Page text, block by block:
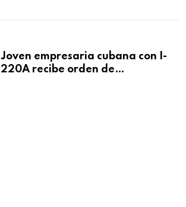
Joven empresaria cubana con I-
220A recibe orden de